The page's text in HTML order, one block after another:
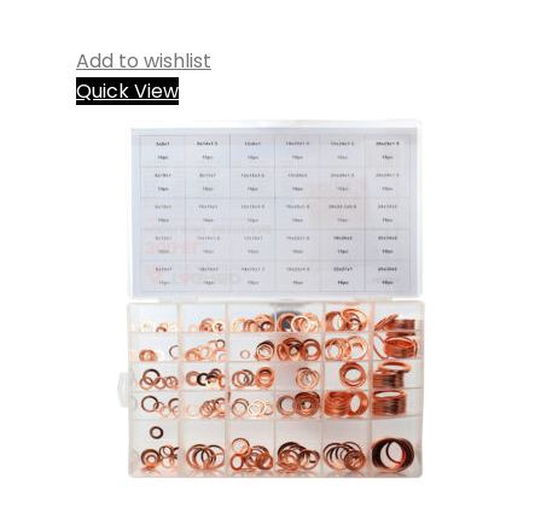
Add to wishlist
Quick View